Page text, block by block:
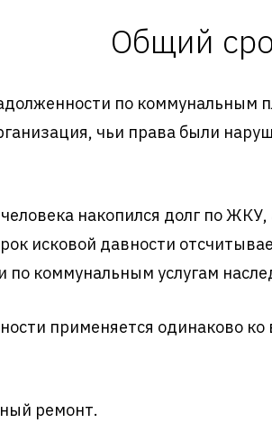
Общий
по коммунальным
чьи права были
накопился долг по
исковой давности
по коммунальным услугам
применяется одинаково
ремонт.